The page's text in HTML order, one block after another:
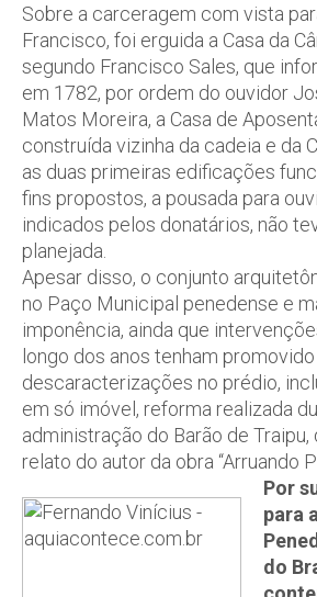
Sobre a carceragem com vista
Francisco, foi erguida a Casa da
segundo Francisco Sales, que
em 1782, por ordem do ouvidor
Matos Moreira, a Casa de
construída vizinha da cadeia e da
as duas primeiras edificações
fins propostos, a pousada para
indicados pelos donatários, não
planejada.
Apesar disso, o conjunto
no Paço Municipal penedense e
imponência, ainda que
longo dos anos tenham
descaracterizações no prédio,
em só imóvel, reforma realizada
administração do Barão de
relato do autor da obra “Arruando
Por
para
do